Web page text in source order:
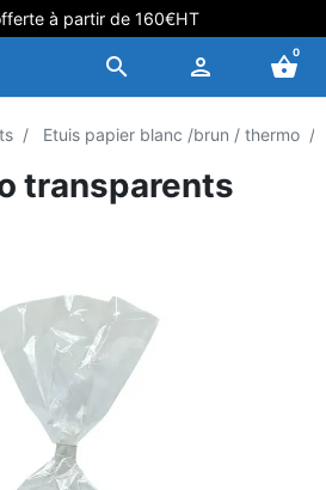
à partir de 160€HT
search person shopping_basket
0
Etuis papier blanc /brun / thermo
transparents